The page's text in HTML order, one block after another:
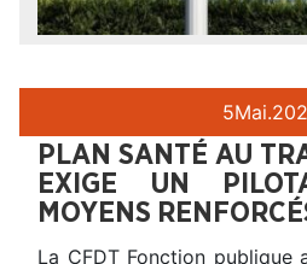
5Mai.
PLAN SANTÉ AU
EXIGE UN
MOYENS
La CFDT Fonction